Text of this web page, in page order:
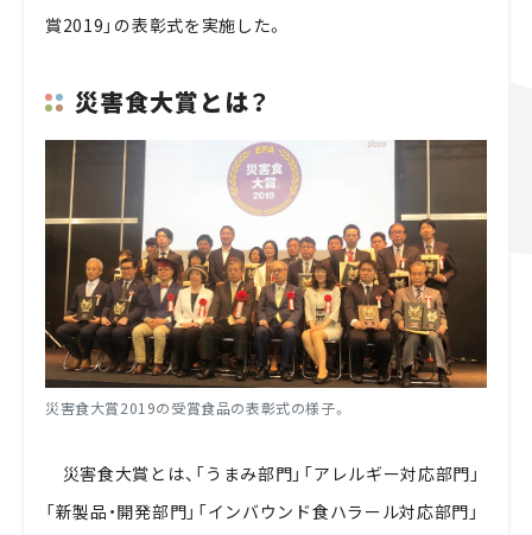
賞2019」の表彰式を実施した。
災害食大賞とは？
災害食大賞2019の受賞食品の表彰式の様子。
災害食大賞とは、「うまみ部門」「アレルギー対応部門」
「新製品・開発部門」「インバウンド食ハラール対応部門」